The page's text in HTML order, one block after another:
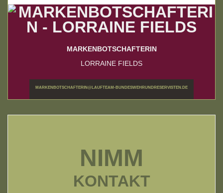
MARKENBOTSCHAFTERIN
LORRAINE FIELDS
MARKENBOTSCHAFTERIN@LAUFTEAM-BUNDESWEHRUNDRESERVISTEN.DE
NIMM
KONTAKT